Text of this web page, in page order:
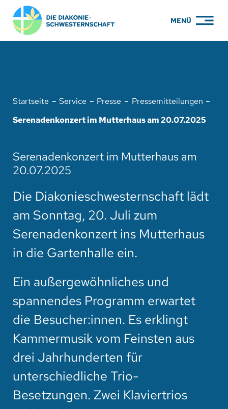
Zum
Inhalt
springen
MENÜ
KARRIERE
ÜBER UNS
SERVICE
HOTEL
SPENDEN
SUCHE
Startseite Service Presse
Pressemitteilungen
Serenadenkonzert im Mutterhaus am 20.07.2025
Serenadenkonzert im Mutterhaus am
20.07.2025
Die Diakonieschwesternschaft lädt
am Sonntag, 20. Juli zum
Serenadenkonzert ins Mutterhaus
in die Gartenhalle ein.
Ein außergewöhnliches und
spannendes Programm erwartet
die Besucher:innen. Es erklingt
Kammermusik vom Feinsten aus
drei Jahrhunderten für
unterschiedliche Trio-
Besetzungen. Zwei Klaviertrios